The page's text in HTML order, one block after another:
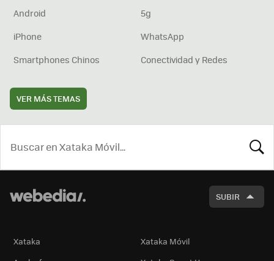
Android
5g
iPhone
WhatsApp
Smartphones Chinos
Conectividad y Redes
VER MÁS TEMAS
SUBIR
Xataka
Xataka Móvil